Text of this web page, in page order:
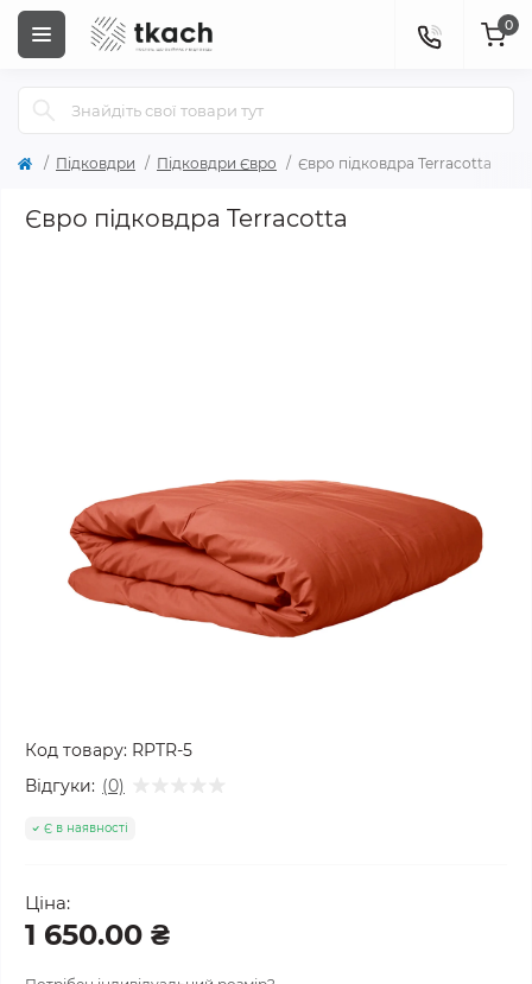
0
Підковдри Підковдри Євро Євро підковдра Terracotta
Євро підковдра Terracotta
Код товару: RPTR-5
Відгуки: (0)
Є в наявності
Ціна:
1 650.00 ₴